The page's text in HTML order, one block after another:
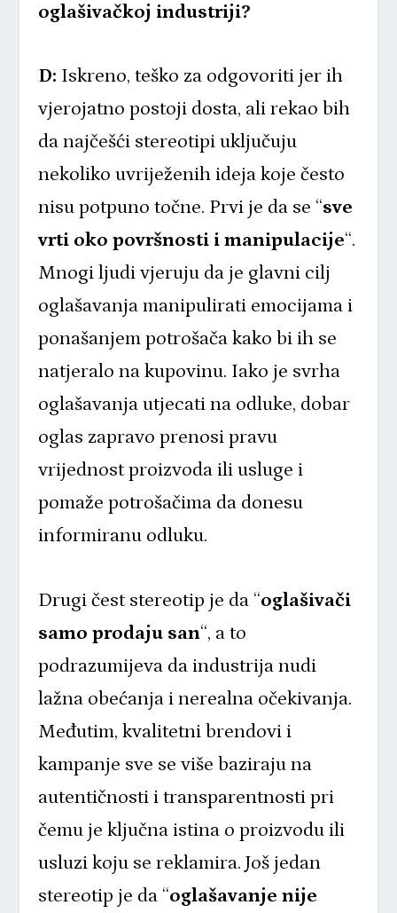
oglašivačkoj industriji?
D: Iskreno, teško za odgovoriti jer ih
vjerojatno postoji dosta, ali rekao bih
da najčešći stereotipi uključuju
nekoliko uvriježenih ideja koje često
nisu potpuno točne. Prvi je da se “sve
vrti oko površnosti i manipulacije“.
Mnogi ljudi vjeruju da je glavni cilj
oglašavanja manipulirati emocijama i
ponašanjem potrošača kako bi ih se
natjeralo na kupovinu. Iako je svrha
oglašavanja utjecati na odluke, dobar
oglas zapravo prenosi pravu
vrijednost proizvoda ili usluge i
pomaže potrošačima da donesu
informiranu odluku.
Drugi čest stereotip je da “oglašivači
samo prodaju san“, a to
podrazumijeva da industrija nudi
lažna obećanja i nerealna očekivanja.
Međutim, kvalitetni brendovi i
kampanje sve se više baziraju na
autentičnosti i transparentnosti pri
čemu je ključna istina o proizvodu ili
usluzi koju se reklamira. Još jedan
stereotip je da “oglašavanje nije